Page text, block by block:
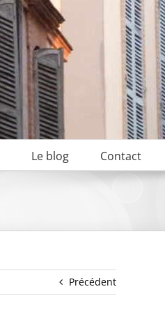
Le blog Contact
Précédent